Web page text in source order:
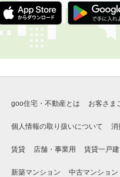
goo住宅・不動産とは お客さま
個人情報の取り扱いについて 消
賃貸 店舗・事業用 賃貸一戸
新築マンション 中古マンション